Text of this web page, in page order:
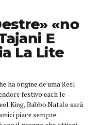
«no
E
La Lite
ha origine de uma Reel
festivo each le
King, Babbo Natale sarà
piace sempre